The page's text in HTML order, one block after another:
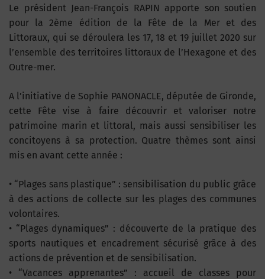
Le président Jean-François RAPIN apporte son soutien
pour la 2ème édition de la Fête de la Mer et des
Littoraux, qui se déroulera les 17, 18 et 19 juillet 2020 sur
l’ensemble des territoires littoraux de l’Hexagone et des
Outre-mer.
A l’initiative de Sophie PANONACLE, députée de Gironde,
cette Fête vise à faire découvrir et valoriser notre
patrimoine marin et littoral, mais aussi sensibiliser les
concitoyens à sa protection. Quatre thèmes sont ainsi
mis en avant cette année :
• “Plages sans plastique” : sensibilisation du public grâce
à des actions de collecte sur les plages des communes
volontaires.
• “Plages dynamiques” : découverte de la pratique des
sports nautiques et encadrement sécurisé grâce à des
actions de prévention et de sensibilisation.
• “Vacances apprenantes” : accueil de classes pour